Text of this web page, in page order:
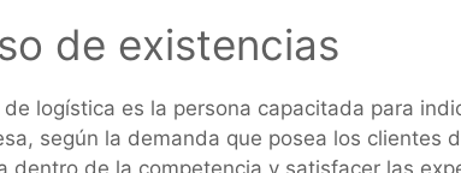
de existencias
de logística es la persona capacitada para
según la demanda que posea los clientes
dentro de la competencia y satisfacer las